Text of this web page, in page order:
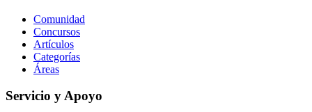
Comunidad
Concursos
Artículos
Categorías
Áreas
Servicio y Apoyo